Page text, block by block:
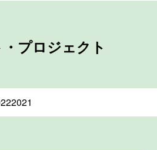
プロジェクト
2021